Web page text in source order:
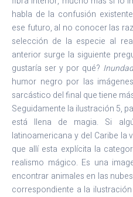
habla de la confusión
ese futuro, al no conocer las
selección de la especie al
anterior surge la siguiente
gustaría ser y por qué?
humor negro por las
sarcástico del final que tiene
Seguidamente la ilustración 5,
está llena de magia. Si
latinoamericana y del Caribe la
que allí esta explícita la
realismo mágico. Es una
encontrar animales en las
correspondiente a la